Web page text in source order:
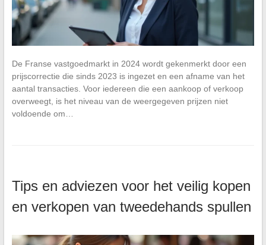
De Franse vastgoedmarkt in 2024 wordt gekenmerkt door een
prijscorrectie die sinds 2023 is ingezet en een afname van het
aantal transacties. Voor iedereen die een aankoop of verkoop
overweegt, is het niveau van de weergegeven prijzen niet
voldoende om…
Tips en adviezen voor het veilig kopen
en verkopen van tweedehands spullen